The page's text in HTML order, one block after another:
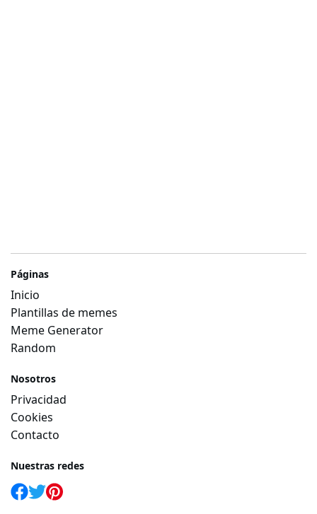
Páginas
Inicio
Plantillas de memes
Meme Generator
Random
Nosotros
Privacidad
Cookies
Contacto
Nuestras redes